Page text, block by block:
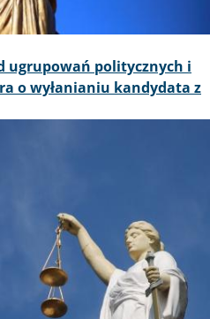
ugrupowań politycznych i
o wyłanianiu kandydata z